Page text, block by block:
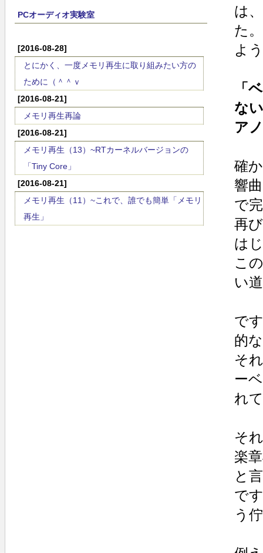
PCオーディオ実験室
[2016-08-28]
とにかく、一度メモリ再生に取り組みたい方の
ために（＾＾ｖ
[2016-08-21]
メモリ再生再論
[2016-08-21]
メモリ再生（13）~RTカーネルバージョンの
「Tiny Core」
[2016-08-21]
メモリ再生（11）~これで、誰でも簡単「メモリ
再生」
は
た
よ
「
な
ア
確
響
で
再
は
こ
い
で
的
そ
ー
れ
そ
楽
と
で
う